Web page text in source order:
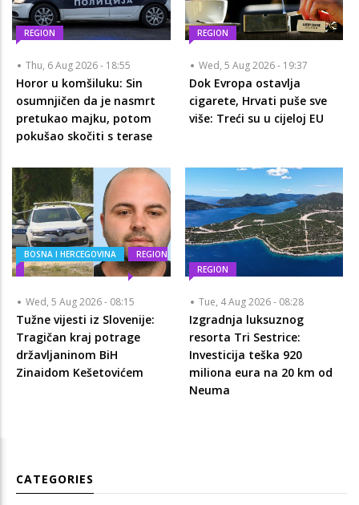
REGION
Thu, 6 Aug 2026 - 18:55
Horor u komšiluku: Sin
osumnjičen da je nasmrt
pretukao majku, potom
pokušao skočiti s terase
REGION
Wed, 5 Aug 2026 - 19:37
Dok Evropa ostavlja
cigarete, Hrvati puše sve
više: Treći su u cijeloj EU
BOSNA I HERCEGOVINA REGION
Wed, 5 Aug 2026 - 08:15
Tužne vijesti iz Slovenije:
Tragičan kraj potrage
državljaninom BiH
Zinaidom Kešetovićem
REGION
Tue, 4 Aug 2026 - 08:28
Izgradnja luksuznog
resorta Tri Sestrice:
Investicija teška 920
miliona eura na 20 km od
Neuma
CATEGORIES